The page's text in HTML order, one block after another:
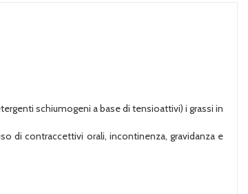
schiumogeni a base di tensioattivi) i grassi in
di contraccettivi orali, incontinenza, gravidanza e